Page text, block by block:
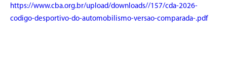
https://www.cba.org.br/upload/downloads//157/cda-2026-
codigo-desportivo-do-automobilismo-versao-comparada-.pdf